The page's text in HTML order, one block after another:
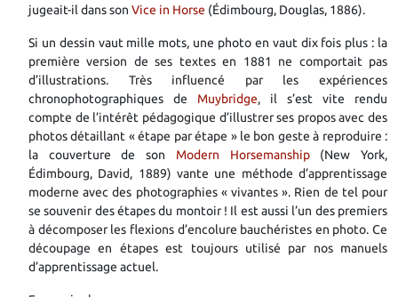
jugeait-il dans son Vice in Horse (Édimbourg, Douglas, 1886).
Si un dessin vaut mille mots, une photo en vaut dix fois plus : la
première version de ses textes en 1881 ne comportait pas
d’illustrations. Très influencé par les expériences
chronophotographiques de Muybridge, il s’est vite rendu
compte de l’intérêt pédagogique d’illustrer ses propos avec des
photos détaillant « étape par étape » le bon geste à reproduire :
la couverture de son Modern Horsemanship (New York,
Édimbourg, David, 1889)vante une méthode d’apprentissage
moderne avec des photographies « vivantes ». Rien de tel pour
se souvenir des étapes du montoir ! Il est aussi l’un des premiers
à décomposer les flexions d’encolure bauchéristes en photo. Ce
découpage en étapes est toujours utilisé par nos manuels
d’apprentissage actuel.